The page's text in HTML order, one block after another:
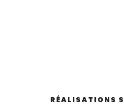
RÉALISATIONS